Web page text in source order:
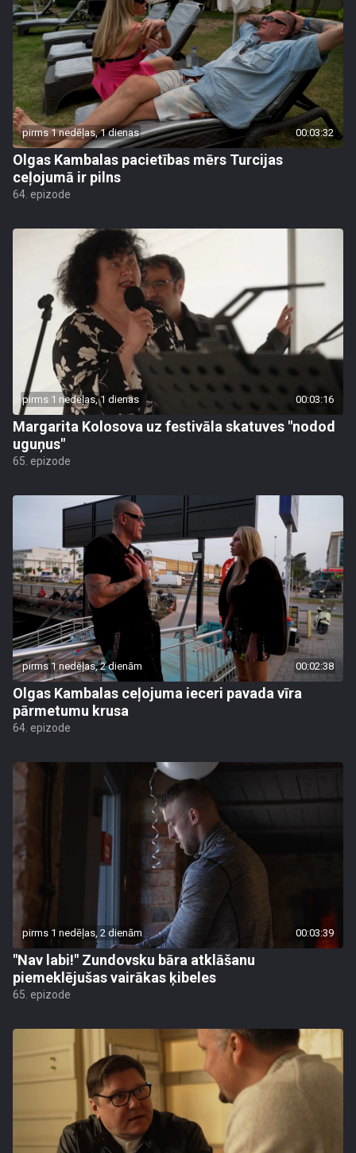
pirms 1 nedēļas, 1 dienas 00:03:32
Olgas Kambalas pacietības mērs Turcijas
ceļojumā ir pilns
64. epizode
pirms 1 nedēļas, 1 dienas 00:03:16
Margarita Kolosova uz festivāla skatuves "nodod
uguņus"
65. epizode
pirms 1 nedēļas, 2 dienām 00:02:38
Olgas Kambalas ceļojuma ieceri pavada vīra
pārmetumu krusa
64. epizode
pirms 1 nedēļas, 2 dienām 00:03:39
"Nav labi!" Zundovsku bāra atklāšanu
piemeklējušas vairākas ķibeles
65. epizode